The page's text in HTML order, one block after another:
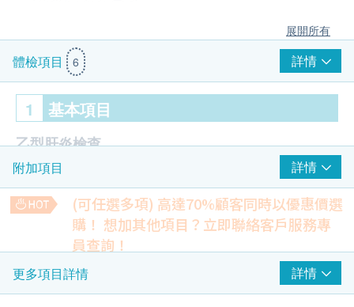
展開所有
體檢項目 6 詳情
1 基本項目
乙型肝炎檢查
乙型肝炎表面抗原
乙型肝炎表面抗體
愛滋病 HIV
附加項目 詳情
(可任選多項) 高達70%顧客同時以優惠價選
購！ 想加其他項目？立即聯絡客戶服務專
員查詢！
肺部X光
檢測不正常的陰影，如肺結核、肺炎或腫瘤等
更多項目詳情 詳情